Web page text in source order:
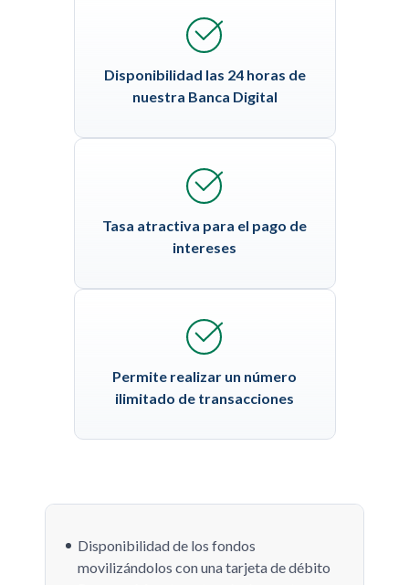
Disponibilidad las 24 horas de
nuestra Banca Digital
Tasa atractiva para el pago de
intereses
Permite realizar un número
ilimitado de transacciones
Disponibilidad de los fondos
movilizándolos con una tarjeta de débito